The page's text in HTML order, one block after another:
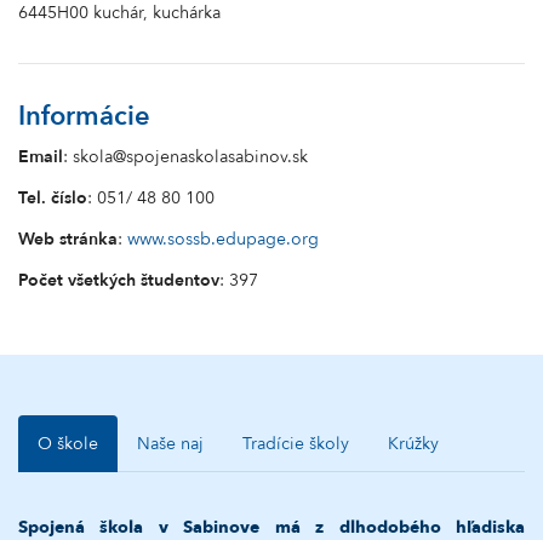
6445H00 kuchár, kuchárka
Informácie
Email: skola@spojenaskolasabinov.sk
Tel. číslo: 051/ 48 80 100
Web stránka: www.sossb.edupage.org
Počet všetkých študentov: 397
O škole Naše naj Tradície školy Krúžky
Spojená škola v Sabinove má z dlhodobého hľadiska